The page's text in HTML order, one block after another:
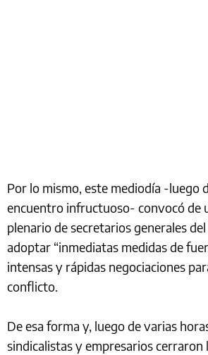
Por lo mismo, este mediodía -luego
encuentro infructuoso- convocó de
plenario de secretarios generales
adoptar “inmediatas medidas de
intensas y rápidas negociaciones
conflicto.
De esa forma y, luego de varias
sindicalistas y empresarios cerraron